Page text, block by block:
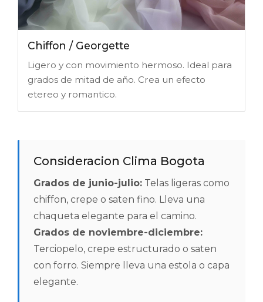
Chiffon / Georgette
Ligero y con movimiento hermoso. Ideal para
grados de mitad de año. Crea un efecto
etereo y romantico.
Consideracion Clima Bogota
Grados de junio-julio: Telas ligeras como
chiffon, crepe o saten fino. Lleva una
chaqueta elegante para el camino.
Grados de noviembre-diciembre:
Terciopelo, crepe estructurado o saten
con forro. Siempre lleva una estola o capa
elegante.